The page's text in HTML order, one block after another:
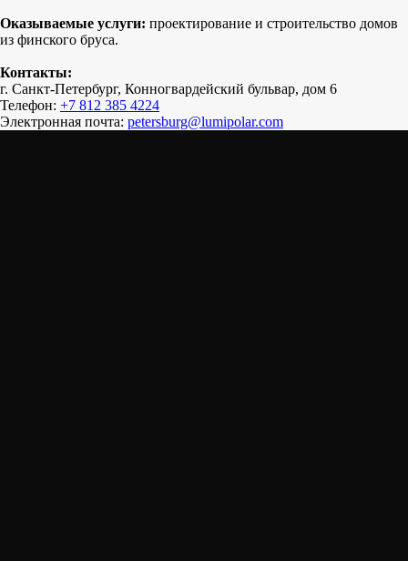
Оказываемые услуги: проектирование и строительство домов
из финского бруса.
Контакты:
г. Санкт-Петербург, Конногвардейский бульвар, дом 6
Телефон: +7 812 385 4224
Электронная почта: petersburg@lumipolar.com